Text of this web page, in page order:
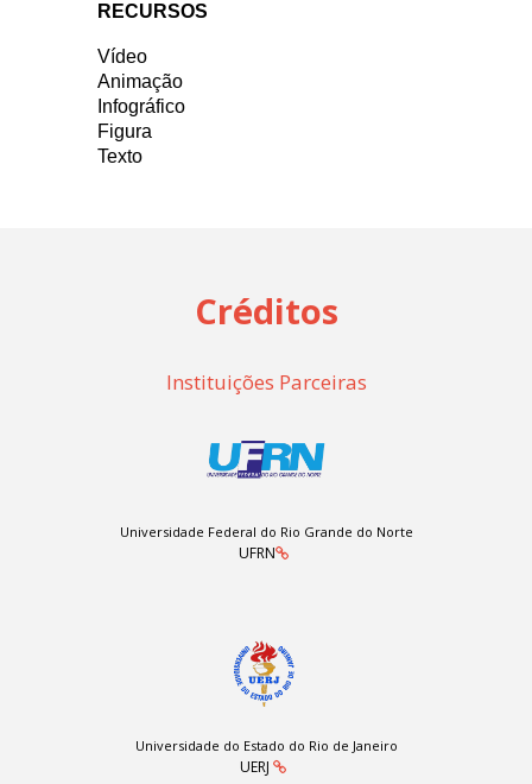
RECURSOS
Vídeo
Animação
Infográfico
Figura
Texto
Créditos
Instituições Parceiras
Universidade Federal do Rio Grande do Norte
UFRN
Universidade do Estado do Rio de Janeiro
UERJ